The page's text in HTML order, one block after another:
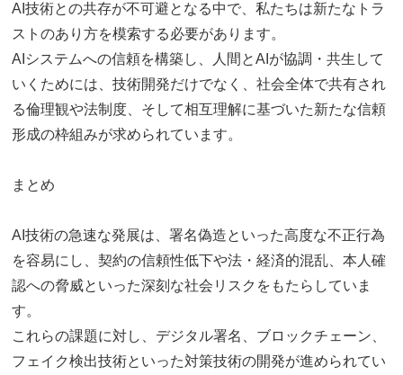
AI技術との共存が不可避となる中で、私たちは新たなトラ
ストのあり方を模索する必要があります。
AIシステムへの信頼を構築し、人間とAIが協調・共生して
いくためには、技術開発だけでなく、社会全体で共有され
る倫理観や法制度、そして相互理解に基づいた新たな信頼
形成の枠組みが求められています。
まとめ
AI技術の急速な発展は、署名偽造といった高度な不正行為
を容易にし、契約の信頼性低下や法・経済的混乱、本人確
認への脅威といった深刻な社会リスクをもたらしていま
す。
これらの課題に対し、デジタル署名、ブロックチェーン、
フェイク検出技術といった対策技術の開発が進められてい